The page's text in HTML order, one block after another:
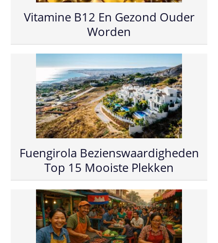
Vitamine B12 En Gezond Ouder
Worden
Fuengirola Bezienswaardigheden
Top 15 Mooiste Plekken